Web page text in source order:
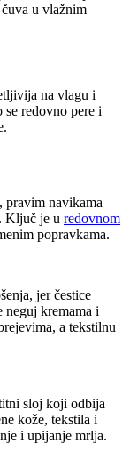
čuva u vlažnim
na vlagu i
redovno pere i
pravim navikama
Ključ je u redovnom
popravkama.
jer čestice
neguj kremama i
a tekstilnu
sloj koji odbija
kože, tekstila i
i upijanje mrlja.